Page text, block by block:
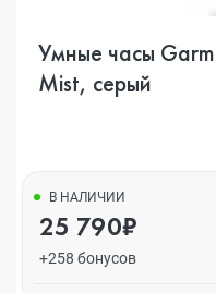
Умные часы
Mist, серый
В НАЛИЧИИ
25 790₽
+258 бонусов